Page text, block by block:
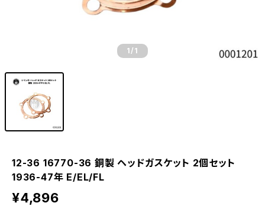
1 /1
12-36 16770-36 銅製 ヘッドガスケット 2個セット
1936-47年 E/EL/FL
¥4,896